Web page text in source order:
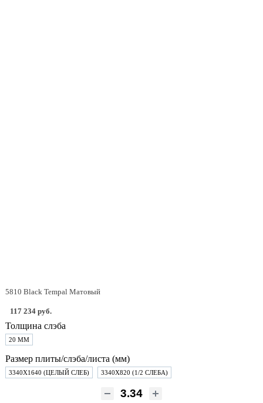
5810 Black Tempal Матовый
117 234 руб.
Толщина слэба
20 ММ
Размер плиты/слэба/листа (мм)
3340Х1640 (ЦЕЛЫЙ СЛЕБ) 3340Х820 (1/2 СЛЕБА)